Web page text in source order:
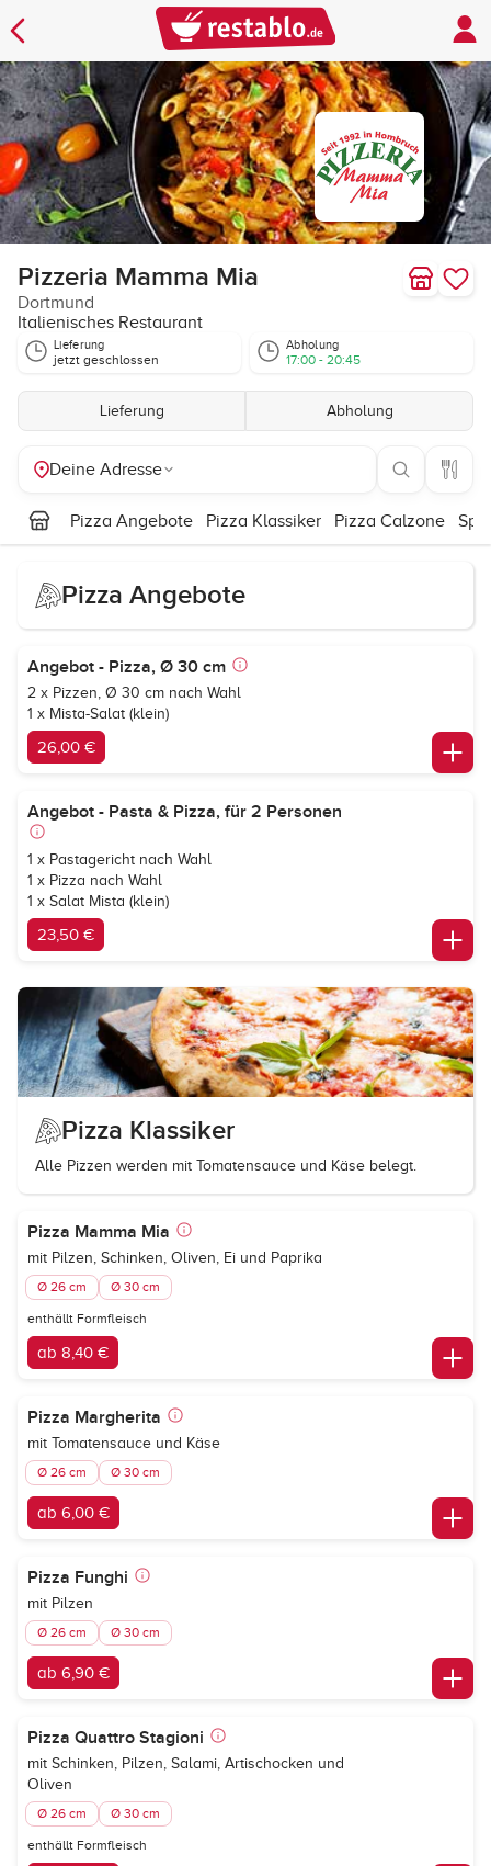
Pizzeria Mamma Mia
Dortmund
Italienisches Restaurant
Lieferung
jetzt geschlossen
Abholung
17:00 - 20:45
Lieferung Abholung
Deine Adresse
Pizza Angebote Pizza Klassiker Pizza Calzone
Pizza Angebote
Angebot - Pizza, Ø 30 cm
2 x Pizzen, Ø 30 cm nach Wahl
1 x Mista-Salat (klein)
26,00 €
Angebot - Pasta & Pizza, für 2 Personen
1 x Pastagericht nach Wahl
1 x Pizza nach Wahl
1 x Salat Mista (klein)
23,50 €
Pizza Klassiker
Alle Pizzen werden mit Tomatensauce und Käse belegt.
Pizza Mamma Mia
mit Pilzen, Schinken, Oliven, Ei und Paprika
Ø 26 cm Ø 30 cm
enthällt Formfleisch
ab 8,40 €
Pizza Margherita
mit Tomatensauce und Käse
Ø 26 cm Ø 30 cm
ab 6,00 €
Pizza Funghi
mit Pilzen
Ø 26 cm Ø 30 cm
ab 6,90 €
Pizza Quattro Stagioni
mit Schinken, Pilzen, Salami, Artischocken und
Oliven
Ø 26 cm Ø 30 cm
enthällt Formfleisch